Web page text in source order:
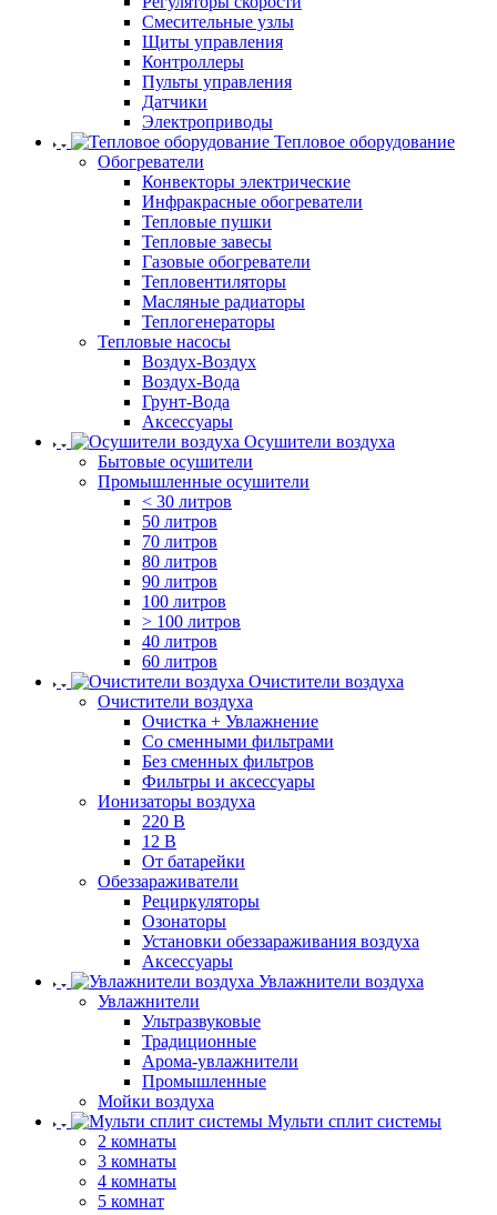
Смесительные узлы
Щиты управления
Контроллеры
Пульты управления
Датчики
Электроприводы
Тепловое оборудование
Обогреватели
Конвекторы электрические
Инфракрасные обогреватели
Тепловые пушки
Тепловые завесы
Газовые обогреватели
Тепловентиляторы
Масляные радиаторы
Теплогенераторы
Тепловые насосы
Воздух-Воздух
Воздух-Вода
Грунт-Вода
Аксессуары
Осушители воздуха
Бытовые осушители
Промышленные осушители
< 30 литров
50 литров
70 литров
80 литров
90 литров
100 литров
> 100 литров
40 литров
60 литров
Очистители воздуха
Очистители воздуха
Очистка + Увлажнение
Cо сменными фильтрами
Без сменных фильтров
Фильтры и аксессуары
Ионизаторы воздуха
220 В
12 В
От батарейки
Обеззараживатели
Рециркуляторы
Озонаторы
Установки обеззараживания воздуха
Аксессуары
Увлажнители воздуха
Увлажнители
Ультразвуковые
Традиционные
Арома-увлажнители
Промышленные
Мойки воздуха
Мульти сплит системы
2 комнаты
3 комнаты
4 комнаты
5 комнат